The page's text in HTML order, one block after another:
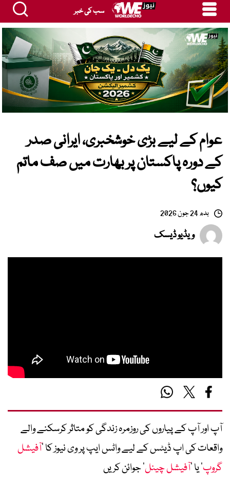
سب کی خبر
عوام کے لیے بڑی خوشخبری، ایرانی صدر
کے دورہ پاکستان پر بھارت میں صف ماتم
کیوں؟
بدھ 24 جون 2026
ویڈیو ڈیسک
آپ اور آپ کے پیاروں کی روزمرہ زندگی کو متاثر کرسکنے والے
واقعات کی اپ ڈیٹس کے لیے واٹس ایپ پر وی نیوز کا ’آفیشل
گروپ‘ یا ’آفیشل چینل‘ جوائن کریں